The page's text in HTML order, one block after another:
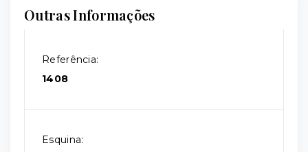
Outras Informações
Referência:
1408
Esquina: